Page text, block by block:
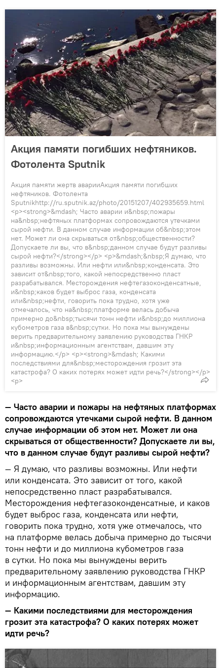
Акция памяти погибших нефтяников.
Фотолента Sputnik
Акция памяти жертв аварииАкция памяти погибших
нефтяников. Фотолента
Sputnikhttp://ru.sputnik.az/photo/20151207/402935659.html
<p><strong>&mdash; Часто аварии и&nbsp;пожары
на&nbsp;нефтяных платформах сопровождаются утечками
сырой нефти. В данном случае информации об&nbsp;этом
нет. Может ли она скрываться от&nbsp;общественности?
Допускаете ли вы, что в&nbsp;данном случае будут разливы
сырой нефти?</strong></p> <p>&mdash;&nbsp;Я думаю, что
разливы возможны. Или нефти или&nbsp;конденсата. Это
зависит от&nbsp;того, какой непосредственно пласт
разрабатывался. Месторождения нефтегазоконденсатные,
и&nbsp;каков будет выброс газа, конденсата
или&nbsp;нефти, говорить пока трудно, хотя уже
отмечалось, что на&nbsp;платформе велась добыча
примерно до&nbsp;тысячи тонн нефти и&nbsp;до миллиона
кубометров газа в&nbsp;сутки. Но пока мы вынуждены
верить предварительному заявлению руководства ГНКР
и&nbsp;информационным агентствам, давшим эту
информацию.</p> <p><strong>&mdash; Какими
последствиями для&nbsp;месторождения грозит эта
катастрофа? О каких потерях может идти речь?</strong></p>
<p>
— Часто аварии и пожары на нефтяных платформах
сопровождаются утечками сырой нефти. В данном
случае информации об этом нет. Может ли она
скрываться от общественности? Допускаете ли вы,
что в данном случае будут разливы сырой нефти?
— Я думаю, что разливы возможны. Или нефти
или конденсата. Это зависит от того, какой
непосредственно пласт разрабатывался.
Месторождения нефтегазоконденсатные, и каков
будет выброс газа, конденсата или нефти,
говорить пока трудно, хотя уже отмечалось, что
на платформе велась добыча примерно до тысячи
тонн нефти и до миллиона кубометров газа
в сутки. Но пока мы вынуждены верить
предварительному заявлению руководства ГНКР
и информационным агентствам, давшим эту
информацию.
— Какими последствиями для месторождения
грозит эта катастрофа? О каких потерях может
идти речь?